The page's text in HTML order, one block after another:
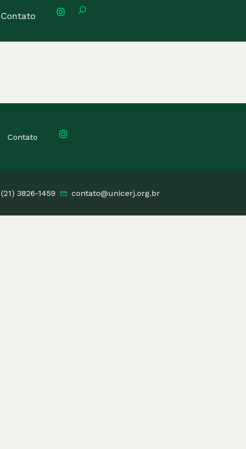
Contato
Contato
(21) 3826-1459 contato@unicerj.org.br